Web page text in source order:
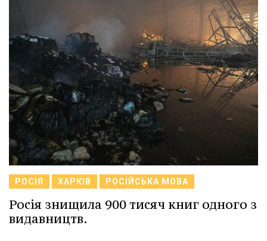
РОСІЯ ХАРКІВ РОСІЙСЬКА МОВА
Росія знищила 900 тисяч книг одного з
видавництв.